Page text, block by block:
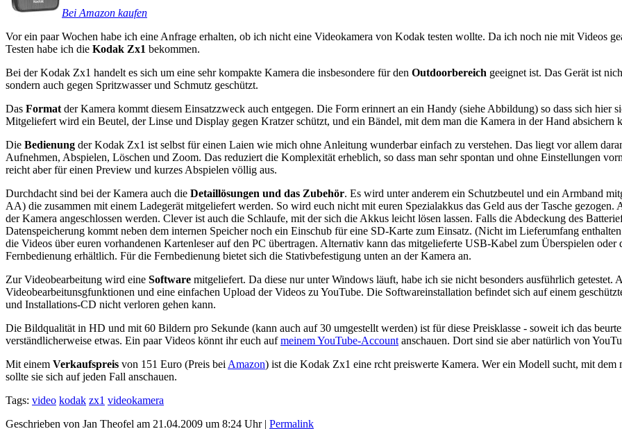
Bei Amazon kaufen
Vor ein paar Wochen habe ich eine Anfrage erhalten, ob ich nicht eine Videokamera von Kodak testen wollte. Da ich noch nie mit Videos
Testen habe ich die Kodak Zx1 bekommen.
Bei der Kodak Zx1 handelt es sich um eine sehr kompakte Kamera die insbesondere für den Outdoorbereich geeignet ist. Das Gerät ist
sondern auch gegen Spritzwasser und Schmutz geschützt.
Das Format der Kamera kommt diesem Einsatzzweck auch entgegen. Die Form erinnert an ein Handy (siehe Abbildung) so dass sich hier
Mitgeliefert wird ein Beutel, der Linse und Display gegen Kratzer schützt, und ein Bändel, mit dem man die Kamera in der Hand absichern
Die Bedienung der Kodak Zx1 ist selbst für einen Laien wie mich ohne Anleitung wunderbar einfach zu verstehen. Das liegt vor allem
Aufnehmen, Abspielen, Löschen und Zoom. Das reduziert die Komplexität erheblich, so dass man sehr spontan und ohne Einstellungen
reicht aber für einen Preview und kurzes Abspielen völlig aus.
Durchdacht sind bei der Kamera auch die Detaillösungen und das Zubehör. Es wird unter anderem ein Schutzbeutel und ein Armband
AA) die zusammen mit einem Ladegerät mitgeliefert werden. So wird euch nicht mit euren Spezialakkus das Geld aus der Tasche
der Kamera angeschlossen werden. Clever ist auch die Schlaufe, mit der sich die Akkus leicht lösen lassen. Falls die Abdeckung des
Datenspeicherung kommt neben dem internen Speicher noch ein Einschub für eine SD-Karte zum Einsatz. (Nicht im Lieferumfang
die Videos über euren vorhandenen Kartenleser auf den PC übertragen. Alternativ kann das mitgelieferte USB-Kabel zum Überspielen
Fernbedienung erhältlich. Für die Fernbedienung bietet sich die Stativbefestigung unten an der Kamera an.
Zur Videobearbeitung wird eine Software mitgeliefert. Da diese nur unter Windows läuft, habe ich sie nicht besonders ausführlich getestet.
Videobearbeitunsgfunktionen und eine einfachen Upload der Videos zu YouTube. Die Softwareinstallation befindet sich auf einem
und Installations-CD nicht verloren gehen kann.
Die Bildqualität in HD und mit 60 Bildern pro Sekunde (kann auch auf 30 umgestellt werden) ist für diese Preisklasse - soweit ich das
verständlicherweise etwas. Ein paar Videos könnt ihr euch aufmeinem YouTube-Account anschauen. Dort sind sie aber natürlich von
Mit einem Verkaufspreis von 151 Euro (Preis bei Amazon) ist die Kodak Zx1 eine rcht preiswerte Kamera. Wer ein Modell sucht, mit
sollte sie sich auf jeden Fall anschauen.
Tags: video kodak zx1 videokamera
Geschrieben von Jan Theofel am 21.04.2009 um 8:24 Uhr | Permalink